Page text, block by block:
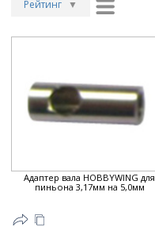
Рейтинг ▼
Цена
▲
Цена ▼
Адаптер вала HOBBYWING для
пиньона 3,17мм на 5,0мм